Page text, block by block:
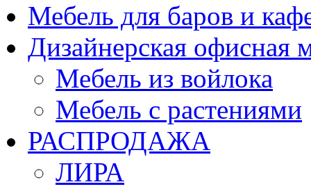
Мебель для баров и
Дизайнерская офисная
Мебель из войлока
Мебель с растениями
РАСПРОДАЖА
ЛИРА